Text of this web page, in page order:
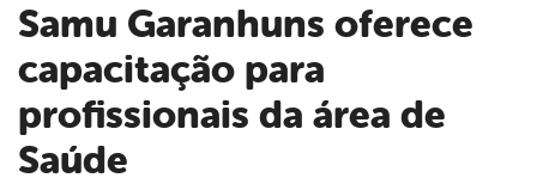
Samu Garanhuns oferece
capacitação para
profissionais da área de
Saúde